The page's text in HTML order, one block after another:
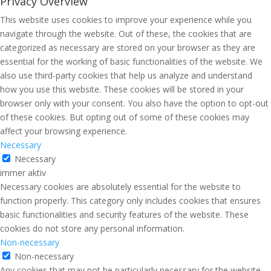
This website uses cookies to improve your experience while you
navigate through the website. Out of these, the cookies that are
categorized as necessary are stored on your browser as they are
essential for the working of basic functionalities of the website. We
also use third-party cookies that help us analyze and understand
how you use this website. These cookies will be stored in your
browser only with your consent. You also have the option to opt-out
of these cookies. But opting out of some of these cookies may
affect your browsing experience.
Necessary
Necessary
immer aktiv
Necessary cookies are absolutely essential for the website to
function properly. This category only includes cookies that ensures
basic functionalities and security features of the website. These
cookies do not store any personal information.
Non-necessary
Non-necessary